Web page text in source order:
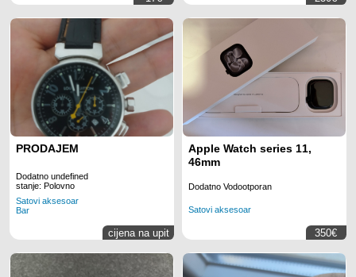
PRODAJEM
Dodatno undefined
stanje: Polovno
Satovi aksesoar
Bar
cijena na upit
Apple Watch series 11,
46mm
Dodatno Vodootporan
Satovi aksesoar
350€